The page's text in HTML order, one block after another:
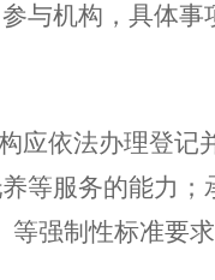
与机构，具体事
应依法办理登
等服务的能力
等强制性标准要